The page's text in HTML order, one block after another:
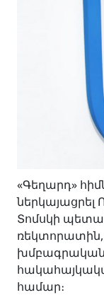
«Գեղարդ»
Տոմսկի
խմբագրական
համար։